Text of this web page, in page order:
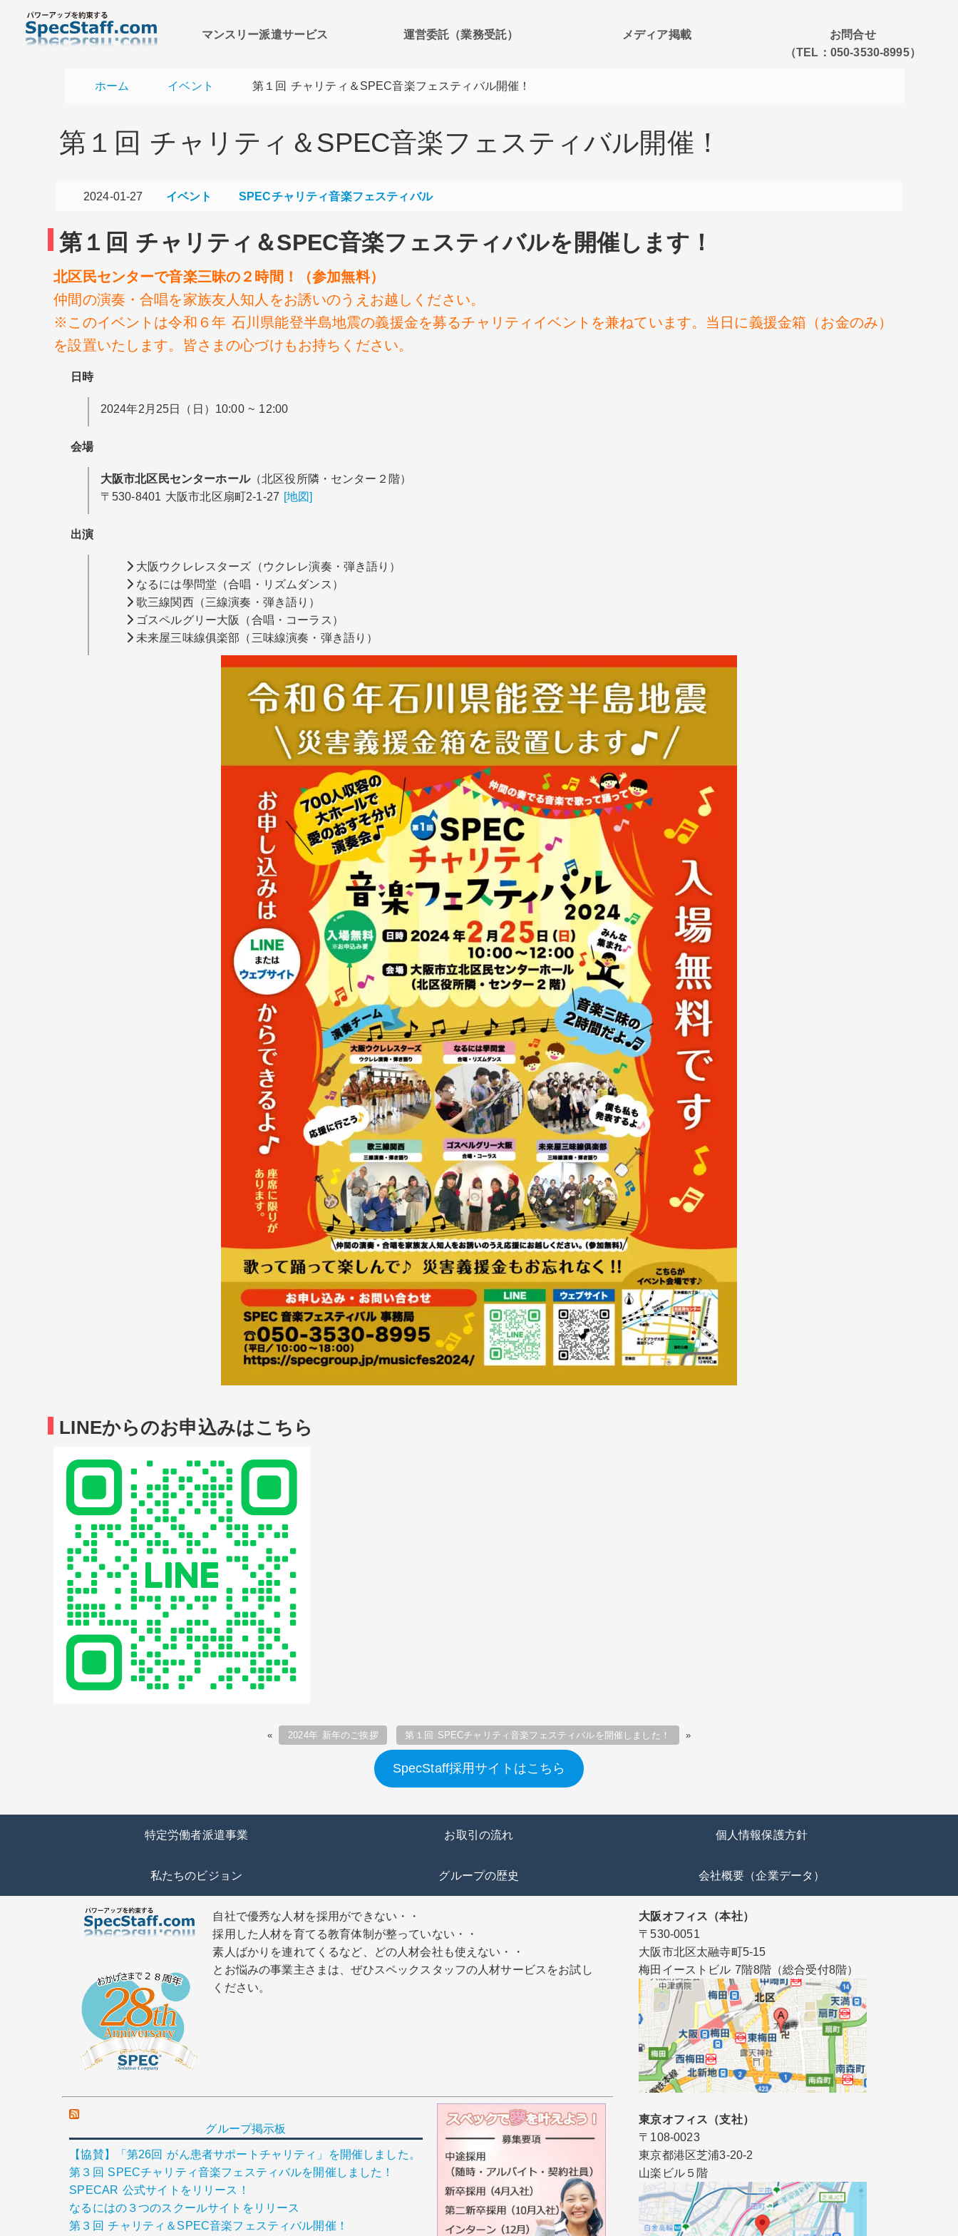
マンスリー派遣サービス 運営委託（業務受託） メディア掲載
お問合せ
（TEL：050-3530-8995）
ホーム イベント 第１回 チャリティ＆SPEC音楽フェスティバル開催！
第１回 チャリティ＆SPEC音楽フェスティバル開催！
2024-01-27 イベント SPECチャリティ音楽フェスティバル
第１回 チャリティ＆SPEC音楽フェスティバルを開催します！
北区民センターで音楽三昧の２時間！
（参加無料）
仲間の演奏・合唱を家族友人知人をお誘いのうえお越しください。
※このイベントは令和６年 石川県能登半島地震の義援金を募るチャリティイベントを兼ねています。当日に義援金箱（お金のみ）
を設置いたします。皆さまの心づけもお持ちください。
日時
2024年2月25日（日）10:00 ~ 12:00
会場
大阪市北区民センターホール（北区役所隣・センター２階）
〒530-8401 大阪市北区扇町2-1-27 [地図]
出演
大阪ウクレレスターズ（ウクレレ演奏・弾き語り）
なるには學問堂（合唱・リズムダンス）
歌三線関西（三線演奏・弾き語り）
ゴスペルグリー大阪（合唱・コーラス）
未来屋三味線俱楽部（三味線演奏・弾き語り）
LINEからのお申込みはこちら
« 2024年 新年のご挨拶 第１回 SPECチャリティ音楽フェスティバルを開催しました！ »
SpecStaff採用サイトはこちら
特定労働者派遣事業 お取引の流れ 個人情報保護方針
私たちのビジョン グループの歴史 会社概要（企業データ）
自社で優秀な人材を採用ができない・・
採用した人材を育てる教育体制が整っていない・・
素人ばかりを連れてくるなど、どの人材会社も使えない・・
とお悩みの事業主さまは、ぜひスペックスタッフの人材サービスをお試し
ください。
グループ掲示板
【協賛】「第26回 がん患者サポートチャリティ」を開催しました。
第３回 SPECチャリティ音楽フェスティバルを開催しました！
SPECAR 公式サイトをリリース！
なるにはの３つのスクールサイトをリリース
第３回 チャリティ＆SPEC音楽フェスティバル開催！
大阪オフィス（本社）
〒530-0051
大阪市北区太融寺町5-15
梅田イーストビル 7階8階（総合受付8階）
東京オフィス（支社）
〒108-0023
東京都港区芝浦3-20-2
山楽ビル５階